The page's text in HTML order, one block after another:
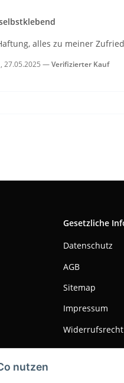
nutzen
alles zu meiner
, 27.05.2025 Verifizierter Kauf
Gesetzliche
Datenschutz
AGB
Sitemap
Impressum
Widerrufsrecht